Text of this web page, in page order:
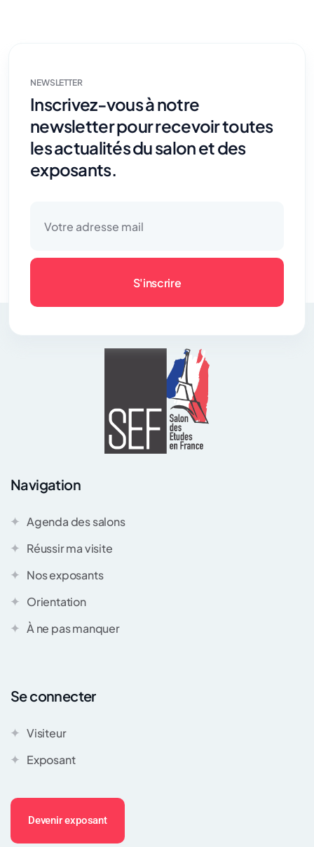
NEWSLETTER
Inscrivez-vous à notre
newsletter pour recevoir toutes
les actualités du salon et des
exposants.
S'inscrire
Navigation
Agenda des salons
Réussir ma visite
Nos exposants
Orientation
À ne pas manquer
Se connecter
Visiteur
Exposant
Devenir exposant